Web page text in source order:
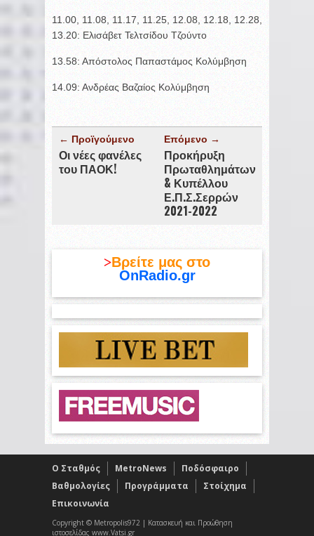
11.00, 11.08, 11.17, 11.25, 12.08, 12.18, 12.28,
13.20: Ελισάβετ Τελτσίδου Τζούντο
13.58: Απόστολος Παπαστάμος Κολύμβηση
14.09: Ανδρέας Βαζαίος Κολύμβηση
← Προϊγούμενο
Οι νέες φανέλες
του ΠΑΟΚ!
Επόμενο →
Προκήρυξη
Πρωταθλημάτων
& Κυπέλλου
Ε.Π.Σ.Σερρών
2021-2022
>Βρείτε μας στο
OnRadio.gr
O Σταθμός MetroNews
Ποδόσφαιρο
Βαθμολογίες
Προγράμματα
Στοίχημα
Επικοινωνία
Copyright © Metropolis972 | Κατασκευή και Προώθηση
ιστοσελίδας www.Vatsi.gr